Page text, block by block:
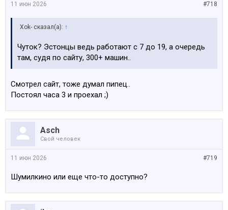
#718
11 июн 2026
Xok- сказал(а): ↑
Чуток? Эстонцы ведь работают с 7 до 19, а очередь
там, судя по сайту, 300+ машин..
Смотрел сайт, тоже думал пипец..
Постоял часа 3 и проехал ;)
Asch
Свой человек
#719
11 июн 2026
Шумилкино или еще что-то доступно?